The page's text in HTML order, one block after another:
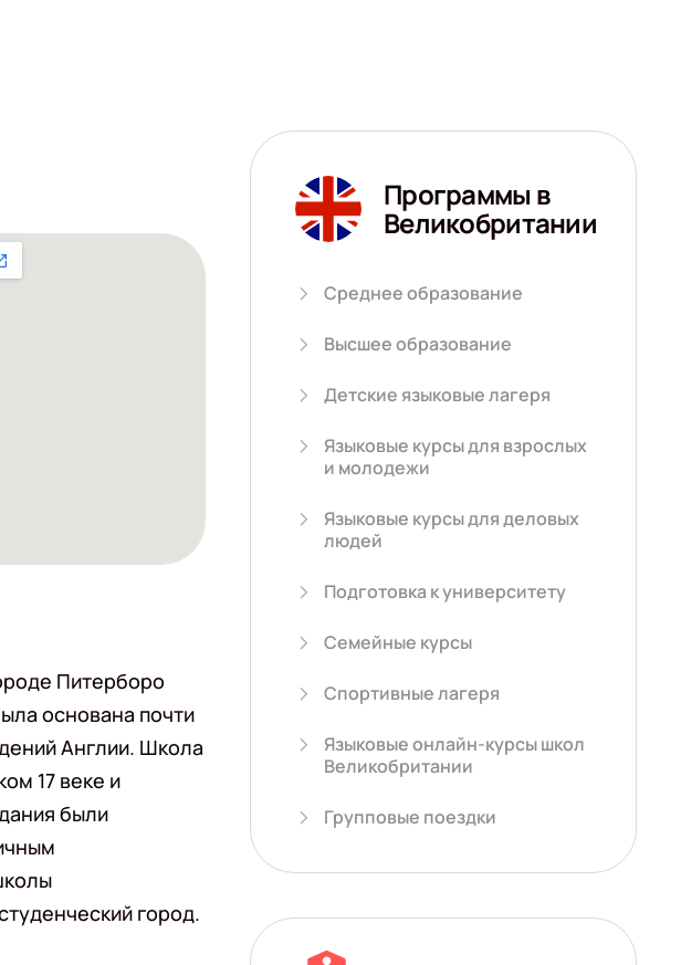
Питерборо
основана почти
Англии. Школа
17 веке и
были
город.
Программы в
Великобритании
Среднее образование
Высшее образование
Детские языковые лагеря
Языковые курсы для взрослых
и молодежи
Языковые курсы для деловых
людей
Подготовка к университету
Семейные курсы
Спортивные лагеря
Языковые онлайн-курсы школ
Великобритании
Групповые поездки